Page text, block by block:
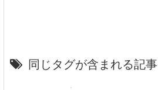
同じタグが含まれる記事